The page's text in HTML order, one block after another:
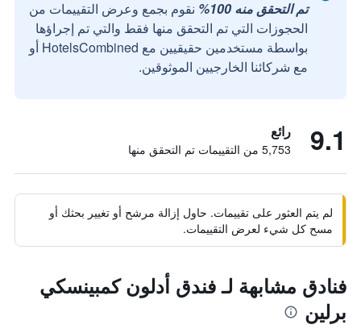
تم التحقق منه 100%
نقوم بجمع وعرض التقييمات من
الحجوزات التي تم التحقق منها فقط والتي تم إجراؤها
بواسطة مستخدمين حقيقيين مع HotelsCombined أو
مع شركائنا الخارجيين الموثوقين.
9.1 رائع
5,753 من التقييمات تم التحقق منها
لم يتم العثور على تقييمات. حاول إزالة مرشح أو تغيير بحثك أو
مسح كل شيء لعرض التقييمات.
فنادق مشابهة لـ فندق أدلون كمبينسكي
برلين